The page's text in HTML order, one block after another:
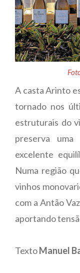
A casta Arinto
tornado nos
estruturais do
preserva
excelente
Numa região
vinhos
com a Antão
aportando
TextoManuel